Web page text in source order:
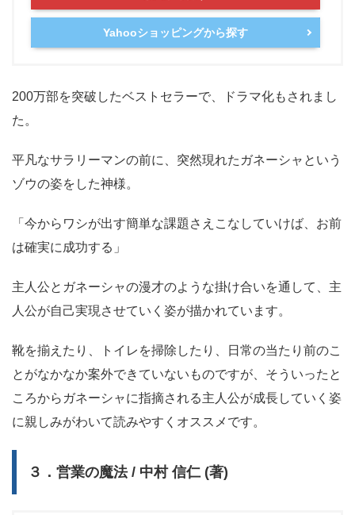
Yahooショッピングから探す
200万部を突破したベストセラーで、ドラマ化もされまし
た。
平凡なサラリーマンの前に、突然現れたガネーシャという
ゾウの姿をした神様。
「今からワシが出す簡単な課題さえこなしていけば、お前
は確実に成功する」
主人公とガネーシャの漫才のような掛け合いを通して、主
人公が自己実現させていく姿が描かれています。
靴を揃えたり、トイレを掃除したり、
日常の当たり前のこ
と がなかなか案外できていないものですが、そういったと
ころからガネーシャに指摘される主人公が成長していく姿
に親しみがわいて読みやすくオススメです。
３．営業の魔法 / 中村 信仁 (著)